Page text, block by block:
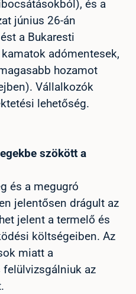
és a
június 26-án
a Bukaresti
adómentesek,
hozamot
Vállalkozók
lehetőség.
szökött a
és a megugró
jelentősen drágult az
jelent a termelő és
költségeiben. Az
miatt a
az